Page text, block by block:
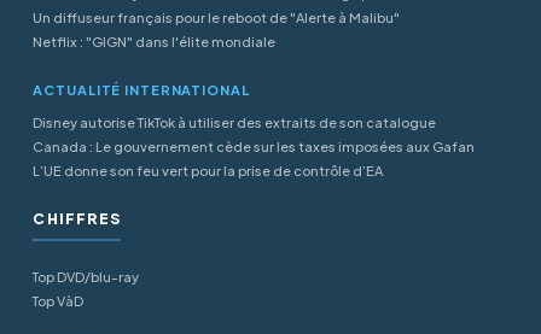
Un diffuseur français pour le reboot de "Alerte à Malibu"
Netflix : "GIGN" dans l'élite mondiale
ACTUALITÉ INTERNATIONAL
Disney autorise TikTok à utiliser des extraits de son catalogue
Canada : Le gouvernement cède sur les taxes imposées aux Gafan
L’UE donne son feu vert pour la prise de contrôle d’EA
CHIFFRES
Top DVD/blu-ray
Top VàD